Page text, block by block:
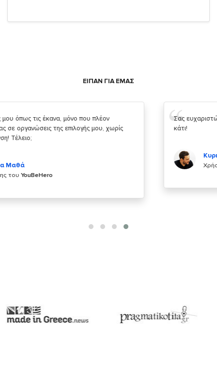
ΕΙΠΑΝ ΓΙΑ ΕΜΑΣ
Σας ευχαριστώ που μας δίνετε την δυνατότητα να κάνουμε
κάτι!